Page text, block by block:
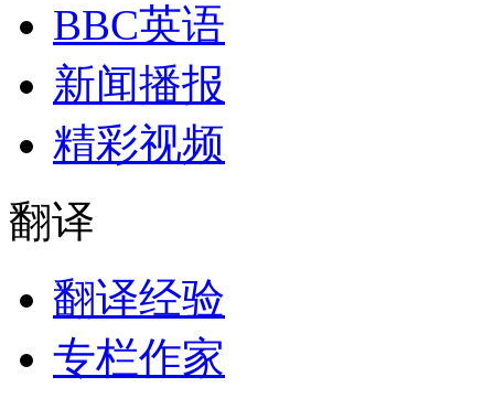
BBC英语
新闻播报
精彩视频
翻译
翻译经验
专栏作家